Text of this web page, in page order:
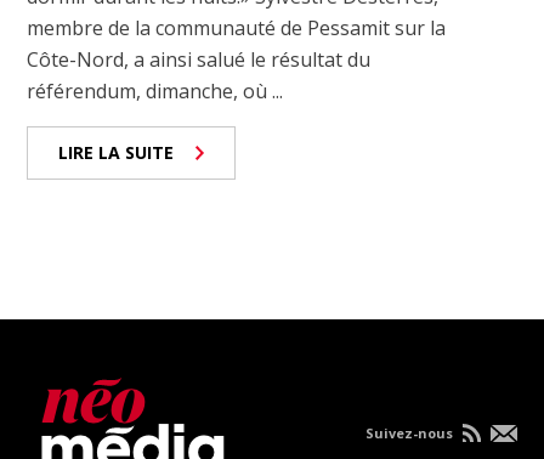
membre de la communauté de Pessamit sur la
Côte-Nord, a ainsi salué le résultat du
référendum, dimanche, où ...
LIRE LA SUITE
Suivez-nous